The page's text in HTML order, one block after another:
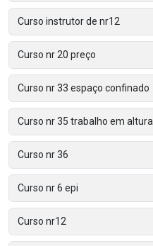
Curso instrutor de nr12
Curso nr 20 preço
Curso nr 33 espaço confinado
Curso nr 35 trabalho em altura
Curso nr 36
Curso nr 6 epi
Curso nr12